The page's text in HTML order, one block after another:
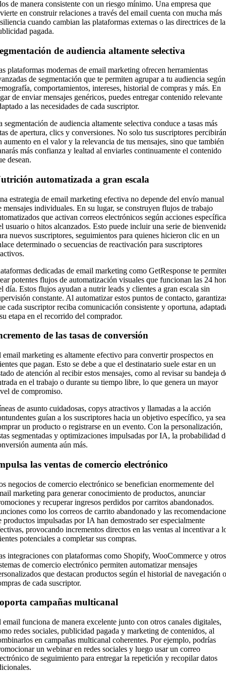
de manera consistente con un riesgo mínimo. Una empresa que
en construir relaciones a través del email cuenta con mucha más
cuando cambian las plataformas externas o las directrices de la
pagada.
de audiencia altamente selectiva
plataformas modernas de email marketing ofrecen herramientas
de segmentación que te permiten agrupar a tu audiencia según
comportamientos, intereses, historial de compras y más. En
de enviar mensajes genéricos, puedes entregar contenido relevante
a las necesidades de cada suscriptor.
segmentación de audiencia altamente selectiva conduce a tasas más
de apertura, clics y conversiones. No solo tus suscriptores percibirán
aumento en el valor y la relevancia de tus mensajes, sino que también
más confianza y lealtad al enviarles continuamente el contenido
desean.
automatizada a gran escala
estrategia de email marketing efectiva no depende del envío manual
mensajes individuales. En su lugar, se construyen flujos de trabajo
que activan correos electrónicos según acciones
usuario o hitos alcanzados. Esto puede incluir una serie de
nuevos suscriptores, seguimientos para quienes hicieron clic en un
determinado o secuencias de reactivación para suscriptores
dedicadas de email marketing como GetResponse te
potentes flujos de automatización visuales que funcionan las 24
día. Estos flujos ayudan a nutrir leads y clientes a gran escala sin
constante. Al automatizar estos puntos de contacto,
cada suscriptor reciba comunicación consistente y oportuna,
etapa en el recorrido del comprador.
de las tasas de conversión
email marketing es altamente efectivo para convertir prospectos en
que pagan. Esto se debe a que el destinatario suele estar en un
de atención al recibir estos mensajes, como al revisar su bandeja
en el trabajo o durante su tiempo libre, lo que genera un mayor
de compromiso.
de asunto cuidadosas, copys atractivos y llamadas a la acción
guían a los suscriptores hacia un objetivo específico, ya sea
un producto o registrarse en un evento. Con la personalización,
segmentadas y optimizaciones impulsadas por IA, la probabilidad
aumenta aún más.
las ventas de comercio electrónico
negocios de comercio electrónico se benefician enormemente del
marketing para generar conocimiento de productos, anunciar
y recuperar ingresos perdidos por carritos abandonados.
como los correos de carrito abandonado y las
productos impulsadas por IA han demostrado ser especialmente
provocando incrementos directos en las ventas al incentivar a
potenciales a completar sus compras.
integraciones con plataformas como Shopify, WooCommerce y otros
de comercio electrónico permiten automatizar mensajes
que destacan productos según el historial de navegación o
de cada suscriptor.
campañas multicanal
email funciona de manera excelente junto con otros canales digitales,
redes sociales, publicidad pagada y marketing de contenidos, al
en campañas multicanal coherentes. Por ejemplo, podrías
un webinar en redes sociales y luego usar un correo
de seguimiento para entregar la repetición y recopilar datos